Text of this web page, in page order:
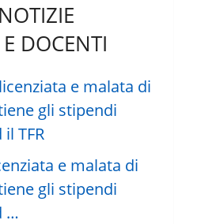
DOCENTI
e malata di
gli stipendi
…